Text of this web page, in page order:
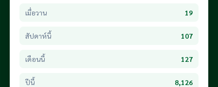
เมื่อวาน 19
สัปดาห์นี้ 107
เดือนนี้ 127
ปีนี้ 8,126